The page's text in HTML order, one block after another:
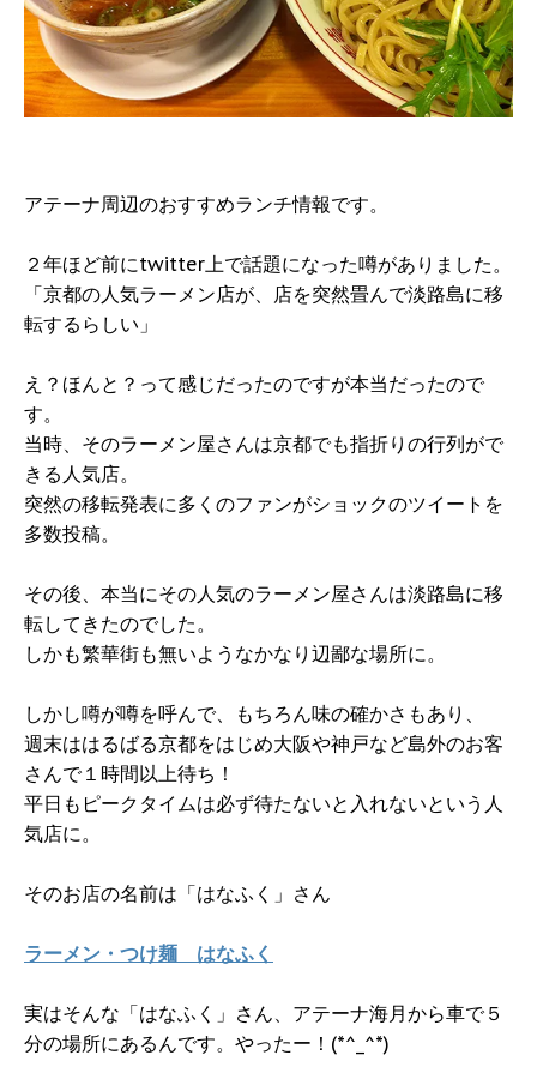
アテーナ周辺のおすすめランチ情報です。
２年ほど前にtwitter上で話題になった噂がありました。
「京都の人気ラーメン店が、店を突然畳んで淡路島に移
転するらしい」
え？ほんと？って感じだったのですが本当だったので
す。
当時、そのラーメン屋さんは京都でも指折りの行列がで
きる人気店。
突然の移転発表に多くのファンがショックのツイートを
多数投稿。
その後、本当にその人気のラーメン屋さんは淡路島に移
転してきたのでした。
しかも繁華街も無いようなかなり辺鄙な場所に。
しかし噂が噂を呼んで、もちろん味の確かさもあり、
週末ははるばる京都をはじめ大阪や神戸など島外のお客
さんで１時間以上待ち！
平日もピークタイムは必ず待たないと入れないという人
気店に。
そのお店の名前は「はなふく」さん
ラーメン・つけ麺 はなふく
実はそんな「はなふく」さん、アテーナ海月から車で５
分の場所にあるんです。やったー！(*^_^*)